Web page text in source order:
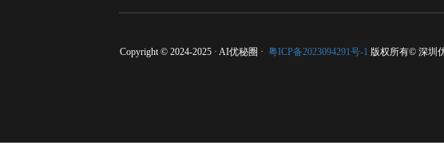
Copyright © 2024-2025 · AI优秘圈 · 粤ICP备2023094291号-1 版权所有© 深圳